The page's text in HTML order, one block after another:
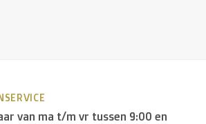
van ma t/m vr tussen 9:00 en